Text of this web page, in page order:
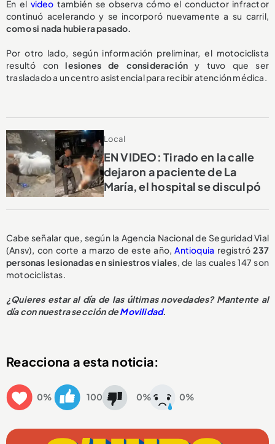
En el video también se observa cómo el conductor infractor
continuó acelerando y se incorporó nuevamente a su carril,
como si nada hubiera pasado.
Por otro lado, según información preliminar, el motociclista
resultó conlesiones de consideración y tuvo que ser
trasladado a un centro asistencial para recibir atención médica.
Local
EN VIDEO: Tirado en la calle
dejaron a paciente de La
María, el hospital se disculpó
Cabe señalar que, según la Agencia Nacional de Seguridad Vial
(Ansv), con corte a marzo de este año,Antioquia registró237
personas lesionadas en siniestros viales, de las cuales 147 son
motociclistas.
¿Quieres estar al día de las últimas novedades? Mantente al
día con nuestra sección deMovilidad.
Reacciona a esta noticia:
0% 100 0% 0%